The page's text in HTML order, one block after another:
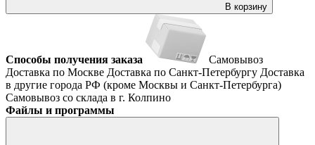
В корзину
Способы получения заказа
Самовывоз
Доставка по Москве Доставка по Санкт-Петербургу Доставка
в другие города РФ (кроме Москвы и Санкт-Петербурга)
Самовывоз со склада в г. Колпино
Файлы и программы